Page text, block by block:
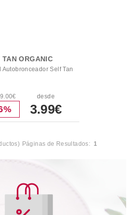
TAN ORGANIC
Autobronceador Self Tan
desde
3.99€
Páginas de Resultados: 1